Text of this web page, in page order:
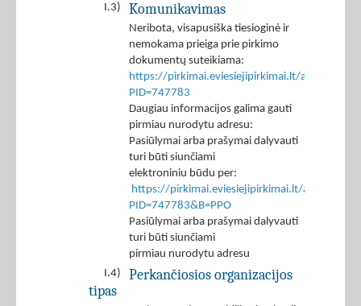
I.3) Komunikavimas
Neribota, visapusiška tiesioginė ir
nemokama prieiga prie pirkimo
dokumentų suteikiama:
https://pirkimai.eviesiejipirkimai.lt/app/rfq/
PID=747783
Daugiau informacijos galima gauti
pirmiau nurodytu adresu:
Pasiūlymai arba prašymai dalyvauti
turi būti siunčiami
elektroniniu būdu per:
https://pirkimai.eviesiejipirkimai.lt/app/rfq/
PID=747783&B=PPO
Pasiūlymai arba prašymai dalyvauti
turi būti siunčiami
pirmiau nurodytu adresu
I.4)
Perkančiosios organizacijos
tipas